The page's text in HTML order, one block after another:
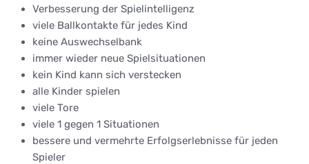
Verbesserung der Spielintelligenz
viele Ballkontakte für jedes Kind
keine Auswechselbank
immer wieder neue Spielsituationen
kein Kind kann sich verstecken
alle Kinder spielen
viele Tore
viele 1 gegen 1 Situationen
bessere und vermehrte Erfolgserlebnisse für jeden
Spieler